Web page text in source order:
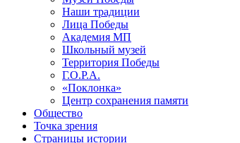
Наши традиции
Лица Победы
Академия МП
Школьный музей
Территория Победы
Г.О.Р.А.
«Поклонка»
Центр сохранения памяти
Общество
Точка зрения
Страницы истории